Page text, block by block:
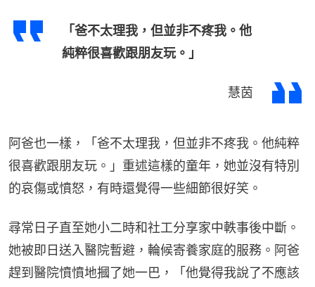
「爸不太理我，但並非不疼我。他
純粹很喜歡跟朋友玩。」
慧茵
阿爸也一樣，「爸不太理我，但並非不疼我。他純粹
很喜歡跟朋友玩。」重述這樣的童年，她並沒有特別
的哀傷或憤怒，有時還覺得一些細節很好笑。
尋常日子直至她小二時和社工分享家中軼事後中斷。
她被即日送入醫院暫避，輪候寄養家庭的服務。阿爸
趕到醫院憤憤地摑了她一巴，「他覺得我說了不應該